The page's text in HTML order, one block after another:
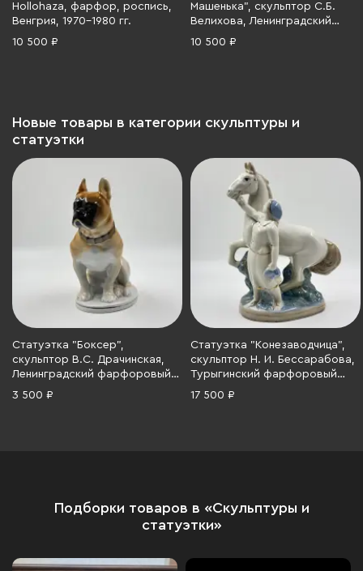
Hollohaza, фарфор, роспись,
Венгрия, 1970-1980 гг.
10 500 ₽
Машенька", скульптор С.Б.
Велихова, Ленинградский
фарфоровый завод (ЛФЗ),
10 500 ₽
Новые товары в категории скульптуры и
статуэтки
Статуэтка "Боксер",
скульптор В.С. Драчинская,
Ленинградский фарфоровый
завод (ЛФЗ), фарфор,
3 500 ₽
Статуэтка "Конезаводчица",
скульптор Н. И. Бессарабова,
Турыгинский фарфоровый
завод артели
17 500 ₽
Подборки товаров в «Скульптуры и
статуэтки»